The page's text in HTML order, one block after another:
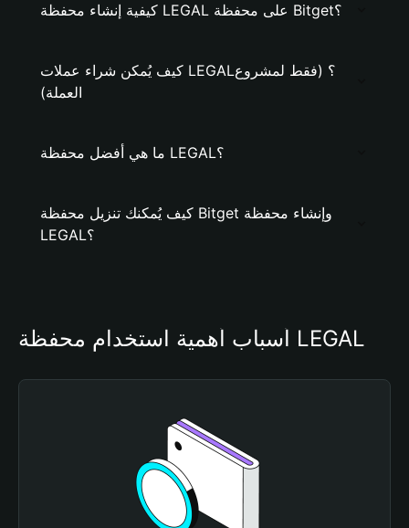
كيفية إنشاء محفظة LEGAL على محفظة Bitget؟
كيف يُمكن شراء عملات LEGAL؟ (فقط لمشروع
العملة)
ما هي أفضل محفظة LEGAL؟
كيف يُمكنك تنزيل محفظة Bitget وإنشاء محفظة
LEGAL؟
أسباب أهمية استخدام محفظة LEGAL